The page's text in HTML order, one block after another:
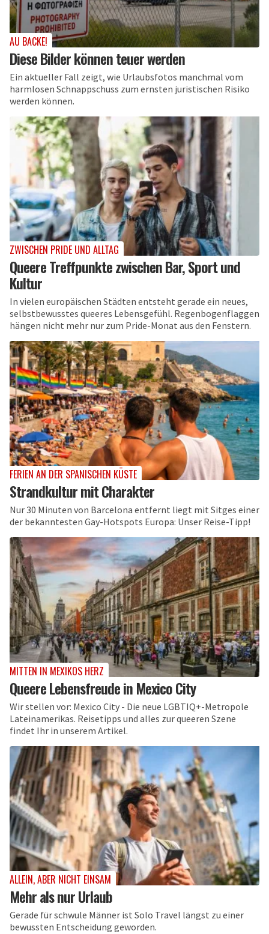
AU BACKE!
Diese Bilder können teuer werden
Ein aktueller Fall zeigt, wie Urlaubsfotos manchmal vom
harmlosen Schnappschuss zum ernsten juristischen Risiko
werden können.
ZWISCHEN PRIDE UND ALLTAG
Queere Treffpunkte zwischen Bar, Sport und
Kultur
In vielen europäischen Städten entsteht gerade ein neues,
selbstbewusstes queeres Lebensgefühl. Regenbogenflaggen
hängen nicht mehr nur zum Pride-Monat aus den Fenstern.
FERIEN AN DER SPANISCHEN KÜSTE
Strandkultur mit Charakter
Nur 30 Minuten von Barcelona entfernt liegt mit Sitges einer
der bekanntesten Gay-Hotspots Europa: Unser Reise-Tipp!
MITTEN IN MEXIKOS HERZ
Queere Lebensfreude in Mexico City
Wir stellen vor: Mexico City - Die neue LGBTIQ+-Metropole
Lateinamerikas. Reisetipps und alles zur queeren Szene
findet Ihr in unserem Artikel.
ALLEIN, ABER NICHT EINSAM
Mehr als nur Urlaub
Gerade für schwule Männer ist Solo Travel längst zu einer
bewussten Entscheidung geworden.